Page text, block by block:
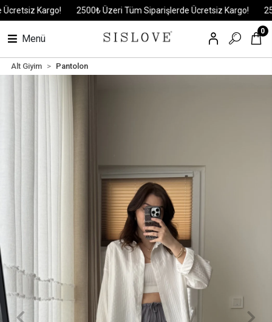
Kargo! 2500₺ Üzeri Tüm Siparişlerde Ücretsiz Kargo!
Menü
0
Alt Giyim Pantolon